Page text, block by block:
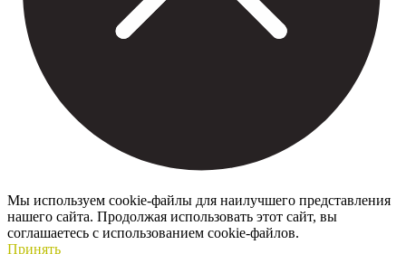
Мы используем cookie-файлы для наилучшего представления
нашего сайта. Продолжая использовать этот сайт, вы
соглашаетесь с использованием cookie-файлов.
Принять